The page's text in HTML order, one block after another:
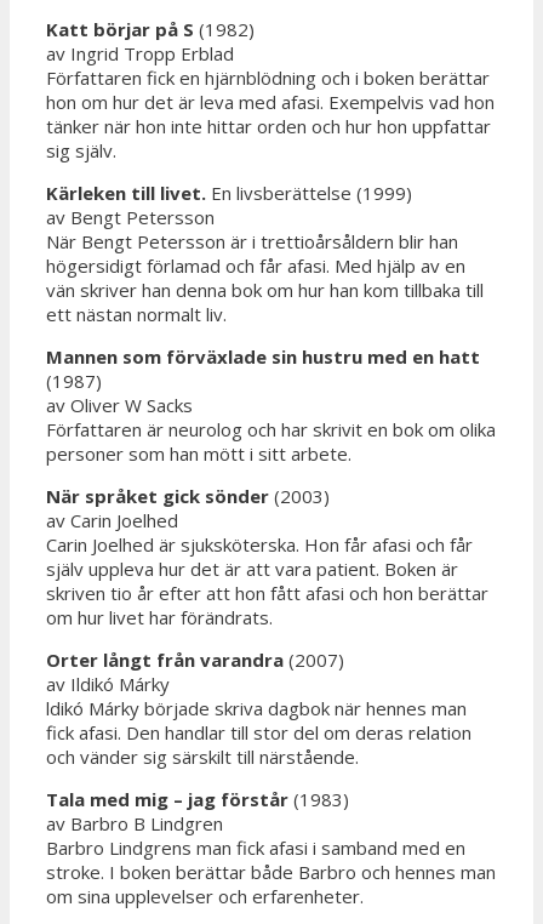
Katt börjar på S (1982)
av Ingrid Tropp Erblad
Författaren fick en hjärnblödning och i boken berättar
hon om hur det är leva med afasi. Exempelvis vad hon
tänker när hon inte hittar orden och hur hon uppfattar
sig själv.
Kärleken till livet. En livsberättelse (1999)
av Bengt Petersson
När Bengt Petersson är i trettioårsåldern blir han
högersidigt förlamad och får afasi. Med hjälp av en
vän skriver han denna bok om hur han kom tillbaka till
ett nästan normalt liv.
Mannen som förväxlade sin hustru med en hatt
(1987)
av Oliver W Sacks
Författaren är neurolog och har skrivit en bok om olika
personer som han mött i sitt arbete.
När språket gick sönder (2003)
av Carin Joelhed
Carin Joelhed är sjuksköterska. Hon får afasi och får
själv uppleva hur det är att vara patient. Boken är
skriven tio år efter att hon fått afasi och hon berättar
om hur livet har förändrats.
Orter långt från varandra (2007)
av Ildikó Márky
ldikó Márky började skriva dagbok när hennes man
fick afasi. Den handlar till stor del om deras relation
och vänder sig särskilt till närstående.
Tala med mig – jag förstår (1983)
av Barbro B Lindgren
Barbro Lindgrens man fick afasi i samband med en
stroke. I boken berättar både Barbro och hennes man
om sina upplevelser och erfarenheter.